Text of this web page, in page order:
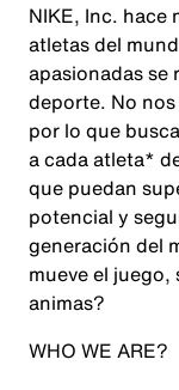
NIKE, Inc. hace
atletas del
apasionadas se
deporte. No
por lo que
a cada atleta*
que puedan
potencial y
generación del
mueve el juego,
animas?
WHO WE ARE?